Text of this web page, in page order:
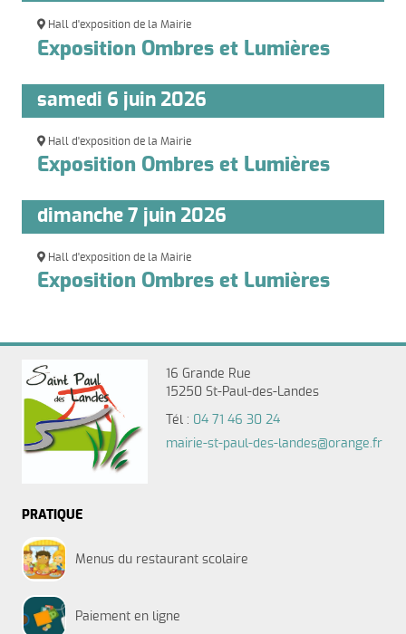
Hall d'exposition de la Mairie
Exposition Ombres et Lumières
samedi 6 juin 2026
Hall d'exposition de la Mairie
Exposition Ombres et Lumières
dimanche 7 juin 2026
Hall d'exposition de la Mairie
Exposition Ombres et Lumières
16 Grande Rue
15250 St-Paul-des-Landes
Tél : 04 71 46 30 24
mairie-st-paul-des-landes@orange.fr
PRATIQUE
Menus du restaurant scolaire
Paiement en ligne